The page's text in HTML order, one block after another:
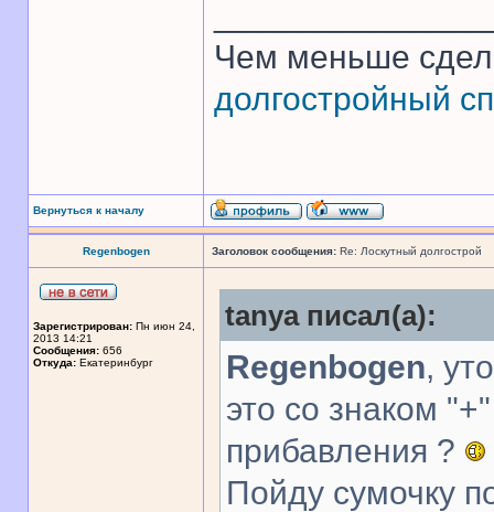
Чем меньше
долгостройный
Вернуться к началу
Regenbogen Заголовок сообщения: Re: Лоскутный долгострой
Зарегистрирован: Пн июн 24,
2013 14:21
Сообщения: 656
Откуда: Екатеринбург
tanya писал(а):
Regenbogen,
это со знаком
прибавления ?
Пойду сумочку